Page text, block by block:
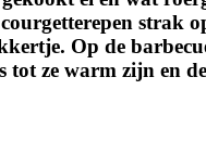
strak
Op de
tot ze warm zijn en